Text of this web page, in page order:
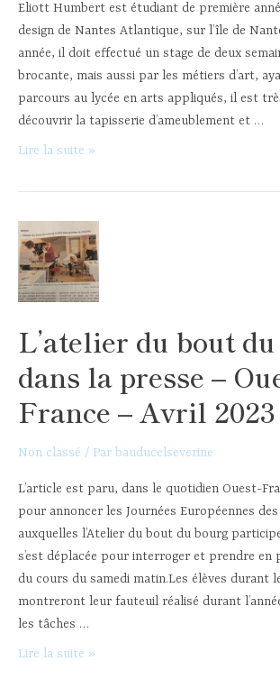
Eliott Humbert est étudiant de première
design de Nantes Atlantique, sur l’île de
année, il doit effectué un stage de deux
brocante, mais aussi par les métiers d’art,
parcours au lycée en arts appliqués, il est
découvrir la tapisserie d’ameublement et …
Eliott :
à
de
Design
de
en
stage
à
–
Lire la suite »
L’atelier du bout
dans la presse –
France – Avril 2023
Non classé / Par bauducelseverine
L’article est paru, dans le quotidien Ouest-
pour annoncer les Journées Européennes
auxquelles l’Atelier du bout du bourg
s’est déplacée pour interroger et prendre en
du cours du samedi matin.Les élèves durant
montreront leur fauteuil réalisé durant
les tâches …
L’atelier
Lire la suite »